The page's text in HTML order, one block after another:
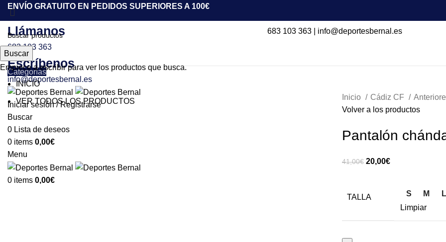
ENVÍO GRATUITO EN PEDIDOS SUPERIORES A 100€
683 103 363| info@deportesbernal.es
Llámanos
683 103 363
Escríbenos
info@deportesbernal.es
Iniciar sesión / Registrarse
Buscar
0 Lista de deseos
0 items 0,00€
Menu
0 items 0,00€
Categorías
INICIO
VER TODOS LOS PRODUCTOS
-51% Inicio Cádiz CF
Volver a los productos
Pantalón
41,00€ 20,00€
TALLA S M
L
Limpiar
Buscar
Empiece a escribir para ver los productos que busca.